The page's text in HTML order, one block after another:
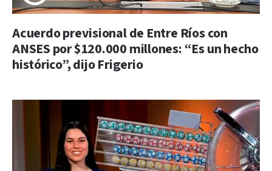
Acuerdo previsional de Entre Ríos con
ANSES por $120.000 millones: “Es un hecho
histórico”, dijo Frigerio